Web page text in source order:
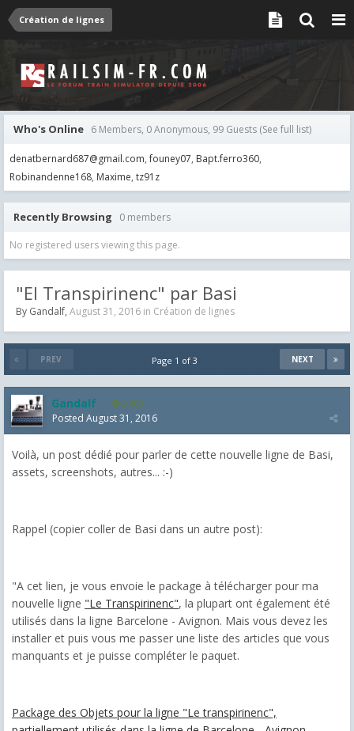
Création de lignes
Who's Online 6 Members, 0 Anonymous, 99 Guests (See full list)
denatbernard687@gmail.com founey07 Bapt.ferro360
Robinandenne168 Maxime tz91z
Recently Browsing 0 members
No registered users viewing this page.
"El Transpirinenc" par Basi
By Gandalf, August 31, 2016 in Création de lignes
PREV NEXT
Page 1 of 3
Gandalf 2,463
Posted August 31, 2016
Voilà, un post dédié pour parler de cette nouvelle ligne de Basi,
assets, screenshots, autres... :-)
Rappel (copier coller de Basi dans un autre post):
"A cet lien, je vous envoie le package à télécharger pour ma
nouvelle ligne "Le Transpirinenc", la plupart ont également été
utilisés dans la ligne Barcelone - Avignon. Mais vous devez les
installer et puis vous me passer une liste des articles que vous
manquants et je puisse compléter le paquet.
Package des Objets pour la ligne "Le transpirinenc",